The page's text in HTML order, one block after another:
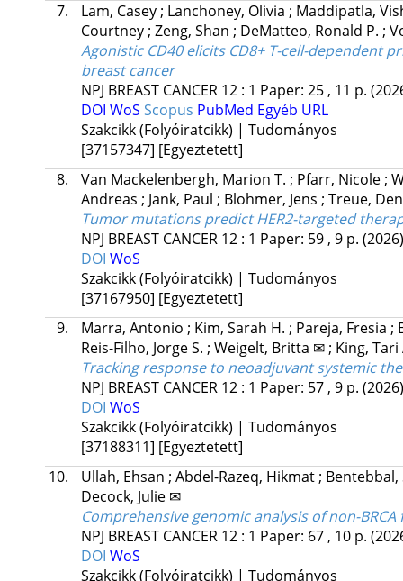
7.
Lam, Casey; Lanchoney, Olivia ; Maddipatla,
Courtney; Zeng, Shan ; DeMatteo, Ronald P. ;
Agonistic CD40 elicits CD8+ T-cell-dependent
breast cancer
NPJ BREAST CANCER 12: 1 Paper: 25 , 11 p.
DOI WoS Scopus PubMed Egyéb URL
Szakcikk (Folyóiratcikk) | Tudományos
[37157347] [Egyeztetett]
8.
Van Mackelenbergh, Marion T. ; Pfarr, Nicole;
Andreas ; Jank, Paul ; Blohmer, Jens ; Treue,
Tumor mutations predict HER2-targeted
NPJ BREAST CANCER 12: 1 Paper: 59 , 9 p. (2026)
DOI WoS
Szakcikk (Folyóiratcikk) | Tudományos
[37167950] [Egyeztetett]
9.
Marra, Antonio ; Kim, Sarah H. ; Pareja, Fresia ;
Reis-Filho, Jorge S. ; Weigelt, Britta ✉; King,
Tracking response to neoadjuvant systemic
NPJ BREAST CANCER 12: 1 Paper: 57 , 9 p. (2026)
DOI WoS
Szakcikk (Folyóiratcikk) | Tudományos
[37188311] [Egyeztetett]
10.
Ullah, Ehsan ; Abdel-Razeq, Hikmat;
Decock, Julie ✉
Comprehensive genomic analysis of non-
NPJ BREAST CANCER 12: 1 Paper: 67 , 10 p.
DOI WoS
Szakcikk (Folyóiratcikk) | Tudományos